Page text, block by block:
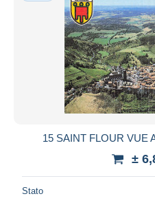
15 SAINT FLOUR VUE
±
Stato